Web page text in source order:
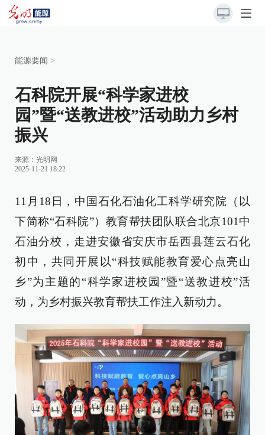
能源要闻 >
石科院开展“科学家进校
园”暨“送教进校”活动助力乡村
振兴
来源： 光明网
2025-11-21 18:22
11月18日，中国石化石油化工科学研究院（以
下简称“石科院”）教育帮扶团队联合北京101中
石油分校，走进安徽省安庆市岳西县莲云石化
初中，共同开展以“科技赋能教育爱心点亮山
乡”为主题的“科学家进校园”暨“送教进校”活
动，为乡村振兴教育帮扶工作注入新动力。